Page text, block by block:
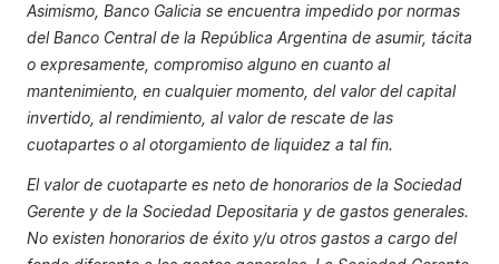
Asimismo, Banco Galicia se encuentra impedido por normas
del Banco Central de la República Argentina de asumir, tácita
o expresamente, compromiso alguno en cuanto al
mantenimiento, en cualquier momento, del valor del capital
invertido, al rendimiento, al valor de rescate de las
cuotapartes o al otorgamiento de liquidez a tal fin.
El valor de cuotaparte es neto de honorarios de la Sociedad
Gerente y de la Sociedad Depositaria y de gastos generales.
No existen honorarios de éxito y/u otros gastos a cargo del